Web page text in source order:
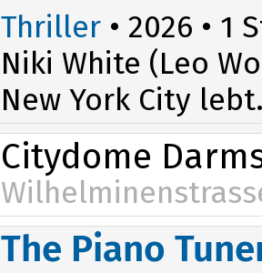
Thriller • 2026 • 1
Niki White (Leo
New York City
Citydome
20:00
The Piano